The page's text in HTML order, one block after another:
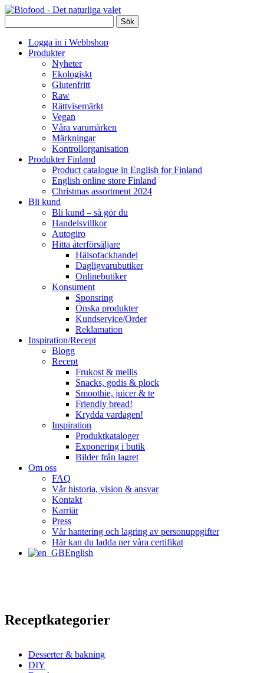
Logga in i Webbshop
Produkter
Nyheter
Ekologiskt
Glutenfritt
Raw
Rättvisemärkt
Vegan
Våra varumärken
Märkningar
Kontrollorganisation
Produkter Finland
Product catalogue in English for Finland
English online store Finland
Christmas assortment 2024
Bli kund
Bli kund – så gör du
Handelsvillkor
Autogiro
Hitta återförsäljare
Hälsofackhandel
Dagligvarubutiker
Onlinebutiker
Konsument
Sponsring
Önska produkter
Kundservice/Order
Reklamation
Inspiration/Recept
Blogg
Recept
Frukost & mellis
Snacks, godis & plock
Smoothie, juicer & te
Friendly bread!
Krydda vardagen!
Inspiration
Produktkataloger
Exponering i butik
Bilder från lagret
Om oss
FAQ
Vår historia, vision & ansvar
Kontakt
Karriär
Press
Vår hantering och lagring av personuppgifter
Här kan du ladda ner våra certifikat
English
Receptkategorier
Desserter & bakning
DIY